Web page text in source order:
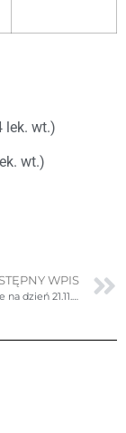
lek. wt.)
wt.)
WPIS
Zmiany w planie na dzień 21.11.2023r. (wtorek)- poprawione